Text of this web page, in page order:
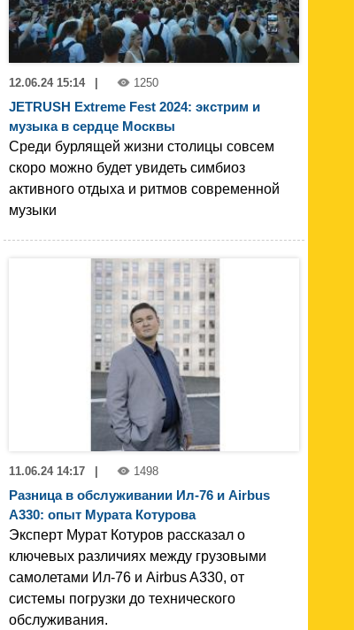
12.06.24 15:14 | 1250
JETRUSH Extreme Fest 2024: экстрим и
музыка в сердце Москвы
Среди бурлящей жизни столицы совсем
скоро можно будет увидеть симбиоз
активного отдыха и ритмов современной
музыки
11.06.24 14:17 1498
Разница в обслуживании Ил-76 и Airbus
A330: опыт Мурата Котурова
Эксперт Мурат Котуров рассказал о
ключевых различиях между грузовыми
самолетами Ил-76 и Airbus A330, от
системы погрузки до технического
обслуживания.